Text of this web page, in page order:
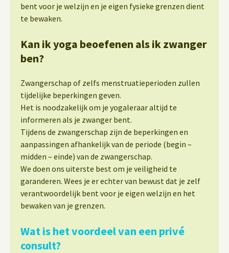
bent voor je welzijn en je eigen fysieke grenzen dient
te bewaken.
Kan ik yoga beoefenen als ik zwanger
ben?
Zwangerschap of zelfs menstruatieperioden zullen
tijdelijke beperkingen geven.
Het is noodzakelijk om je yogaleraar altijd te
informeren als je zwanger bent.
Tijdens de zwangerschap zijn de beperkingen en
aanpassingen afhankelijk van de periode (begin –
midden – einde) van de zwangerschap.
We doen ons uiterste best om je veiligheid te
garanderen. Wees je er echter van bewust dat je zelf
verantwoordelijk bent voor je eigen welzijn en het
bewaken van je grenzen.
Wat is het voordeel van een privé
consult?